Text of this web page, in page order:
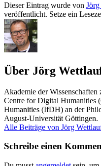
Dieser Eintrag wurde von
veröffentlicht. Setze ein
Über Jörg
Akademie der
Centre for Digital
Humanities (IfDH) an der
August-Universität Göttingen.
Alle Beiträge von Jörg
Schreibe einen